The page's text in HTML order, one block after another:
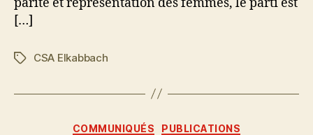
[…]
Étiquettes
CSA Elkabbach
Catégories
COMMUNIQUÉS PUBLICATIONS